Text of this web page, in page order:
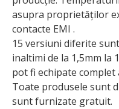
asupra proprietăților
contacte EMI .
15 versiuni diferite
inaltimi de la 1,5mm la
pot fi echipate complet
Toate produsele sunt
sunt furnizate gratuit.